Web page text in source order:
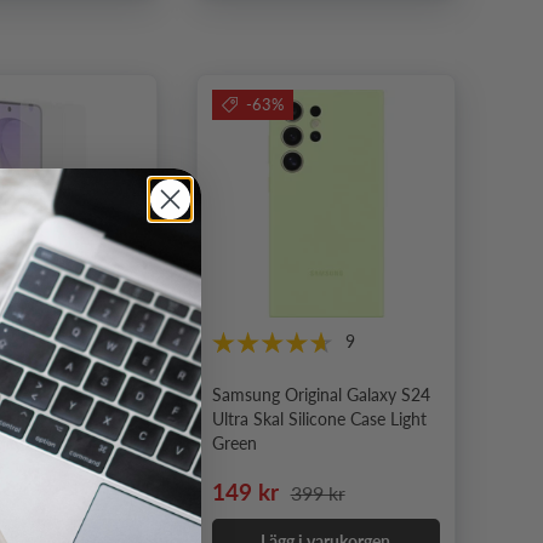
Galaxy S26
Anti-
2-pack
pris
-63%
9
Samsung Original Galaxy S24
Ultra Skal Silicone Case Light
Green
Nedsatt pris
149 kr Ordinarie pris
399 kr